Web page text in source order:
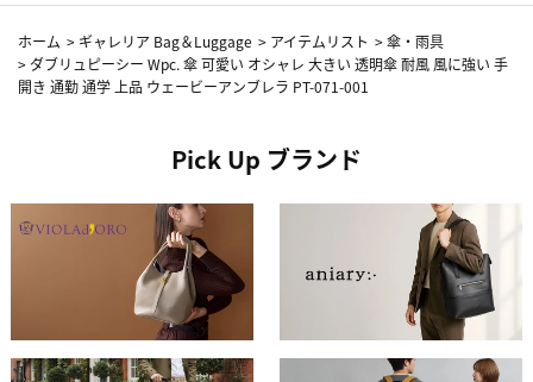
ホーム > ギャレリア Bag＆Luggage > アイテムリスト >傘・雨具
> ダブリュピーシー Wpc. 傘 可愛い オシャレ 大きい 透明傘 耐風 風に強い 手
開き 通勤 通学 上品 ウェービーアンブレラ PT-071-001
Pick Up ブランド